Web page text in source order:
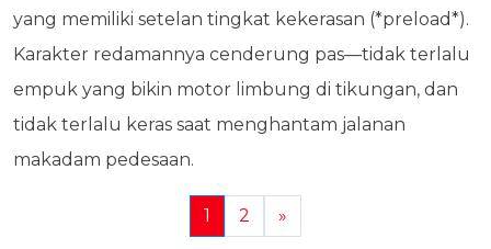
yang memiliki setelan tingkat kekerasan (*preload*).
Karakter redamannya cenderung pas—tidak terlalu
empuk yang bikin motor limbung di tikungan, dan
tidak terlalu keras saat menghantam jalanan
makadam pedesaan.
1 2 »